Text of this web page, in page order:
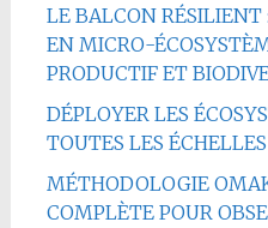
LE BALCON RÉSILIENT
EN MICRO-
PRODUCTIF ET
DÉPLOYER LES
TOUTES LES ÉCHELLES
MÉTHODOLOGIE
COMPLÈTE POUR